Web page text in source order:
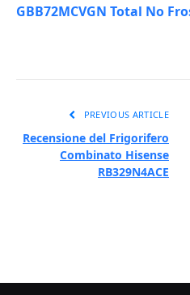
GBB72MCVGN Total No
PREVIOUS ARTICLE
Recensione del Frigorifero
Combinato Hisense
RB329N4ACE